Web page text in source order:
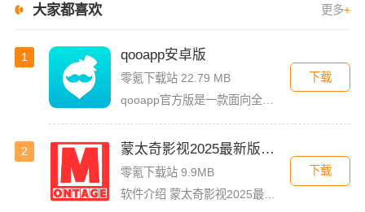
大家都喜欢 更多+
1 qooapp安卓版
零氪下载站 22.79 MB
qooapp官方版是一款面向全球的二次元游戏资讯平台，它融合玩家社群、媒体资讯、游戏商店于一体，旨在汇聚全球热爱ACG的玩家，为他们创造有趣有爱有价值的产品和服务。为二次元游戏爱好者提供上万款游戏下载
下载
2 蒙太奇影视2025最新版本下载
零氪下载站 9.9MB
下载